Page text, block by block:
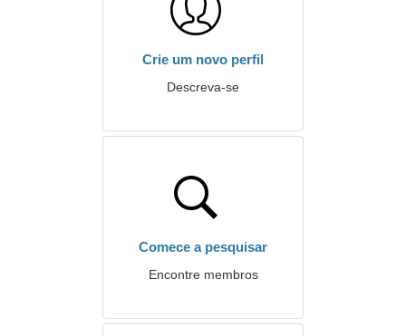
Crie um novo perfil
Descreva-se
Comece a pesquisar
Encontre membros